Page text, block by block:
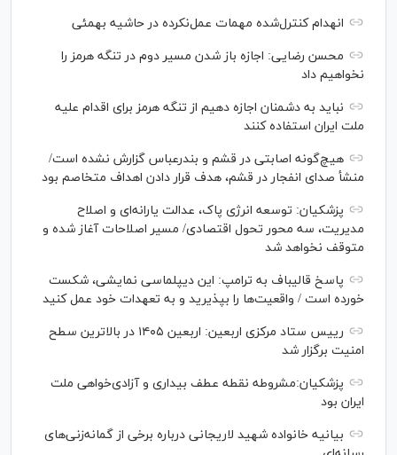
انهدام کنترل‌شده مهمات عمل‌نکرده در حاشیه بهمئی
محسن رضایی: اجازه باز شدن مسیر دوم در تنگه هرمز را
نخواهیم داد
نباید به دشمنان اجازه دهیم از تنگه هرمز برای اقدام علیه
ملت ایران استفاده کنند
هیچ‌گونه اصابتی در قشم و بندرعباس گزارش نشده است/
منشأ صدای انفجار در قشم، هدف قرار دادن اهداف متخاصم بود
پزشکیان: توسعه انرژی پاک، عدالت یارانه‌ای و اصلاح
مدیریت، سه محور تحول اقتصادی/ مسیر اصلاحات آغاز شده و
متوقف نخواهد شد
پاسخ قالیباف به ترامپ: این دیپلماسی نمایشی، شکست
خورده است / واقعیت‌ها را بپذیرید و به تعهدات خود عمل کنید
رییس ستاد مرکزی اربعین: اربعین ۱۴۰۵ در بالاترین سطح
امنیت برگزار شد
پزشکیان:مشروطه نقطه عطف بیداری و آزادی‌خواهی ملت
ایران بود
بیانیه خانواده شهید لاریجانی درباره برخی از گمانه‌زنی‌های